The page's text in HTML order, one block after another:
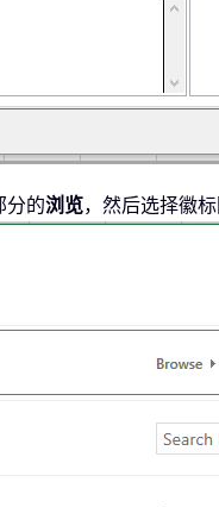
分的浏览，然后选择徽标